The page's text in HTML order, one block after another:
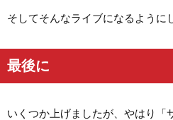
そしてそんなライブになるように
最後に
いくつか上げましたが、やはり「